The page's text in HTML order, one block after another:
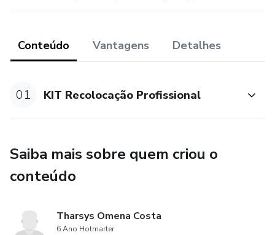
novo. Criado e testado por mim, psicóloga e recrutadora, ao
No Kit você vai encontrar:
- Currículo passo a passo;
- Cronograma de empregabilidade;
- Perguntas que mais acontecem em uma entrevista;
🎁 BÔNUS: Lista com sites confiáveis para enviar seu
Conteúdo Vantagens Detalhes
01 KIT Recolocação Profissional
Saiba mais sobre quem criou o
conteúdo
Tharsys Omena Costa
6 Ano Hotmarter